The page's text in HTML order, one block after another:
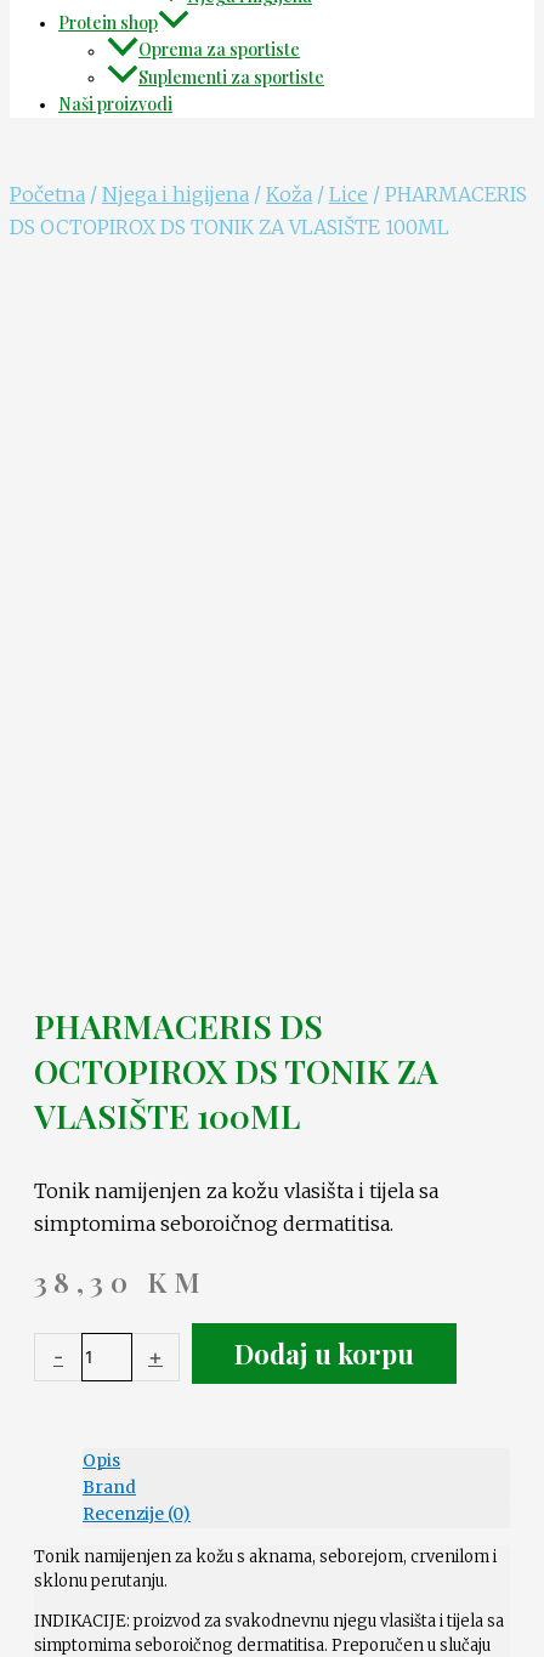
Protein shop
Oprema za sportiste
Suplementi za sportiste
Naši proizvodi
Početna / Njega i higijena / Koža / Lice / PHARMACERIS
DS OCTOPIROX DS TONIK ZA VLASIŠTE 100ML
PHARMACERIS DS
OCTOPIROX DS TONIK ZA
VLASIŠTE 100ML
Tonik namijenjen za kožu vlasišta i tijela sa
simptomima seboroičnog dermatitisa.
38,30 KM
- + Dodaj u korpu
Opis
Brand
Recenzije (0)
Tonik namijenjen za kožu s aknama, seborejom, crvenilom i
sklonu perutanju.
INDIKACIJE: proizvod za svakodnevnu njegu vlasišta i tijela sa
simptomima seboroičnog dermatitisa. Preporučen u slučaju